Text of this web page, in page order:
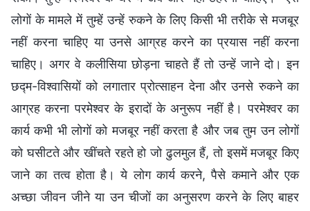
लोगों के मामले में तुम्हें उन्हें रुकने के लिए किसी भी तरीके से मजबूर
नहीं करना चाहिए या उनसे आग्रह करने का प्रयास नहीं करना
चाहिए। अगर वे कलीसिया छोड़ना चाहते हैं तो उन्हें जाने दो। इन
छद्म-विश्वासियों को लगातार प्रोत्साहन देना और उनसे रुकने का
आग्रह करना परमेश्वर के इरादों के अनुरूप नहीं है। परमेश्वर का
कार्य कभी भी लोगों को मजबूर नहीं करता है और जब तुम उन लोगों
को घसीटते और खींचते रहते हो जो ढुलमुल हैं, तो इसमें मजबूर किए
जाने का तत्व होता है। ये लोग कार्य करने, पैसे कमाने और एक
अच्छा जीवन जीने या उन चीजों का अनुसरण करने के लिए बाहर